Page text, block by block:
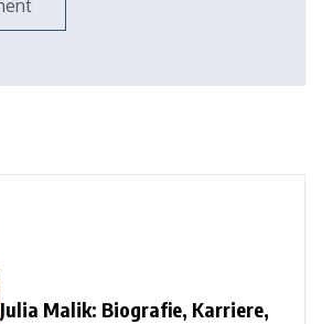
Julia Malik: Biografie, Karriere,